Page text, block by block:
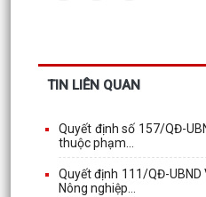
TIN LIÊN QUAN
Quyết định số 157/QĐ-
thuộc phạm...
Quyết định 111/QĐ-
Nông nghiệp...